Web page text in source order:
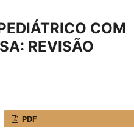
COM
REVISÃO
PDF